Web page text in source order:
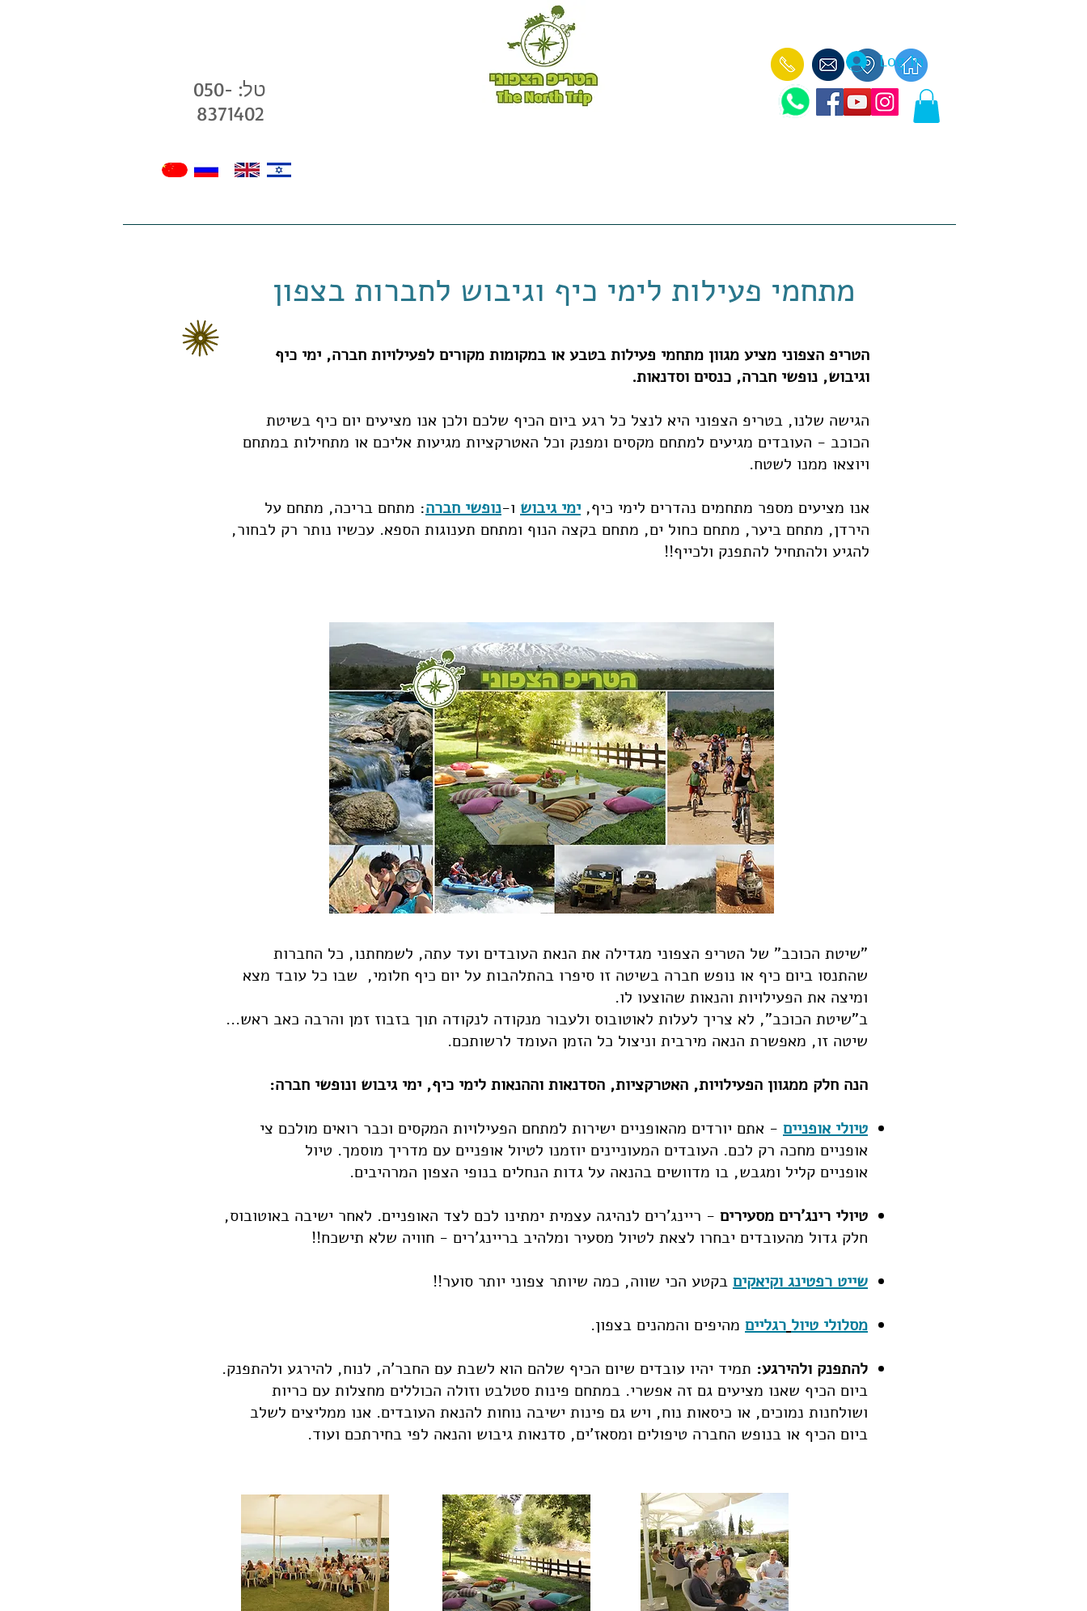
טל: 050-
8371402
Log In
מתחמי פעילות לימי כיף וגיבוש לחברות בצפון
הטריפ הצפוני מציע מגוון מתחמי פעילות בטבע או במקומות מקורים לפעילויות חברה, ימי כיף
וגיבוש, נופשי חברה, כנסים וסדנאות.
הגישה שלנו, בטריפ הצפוני היא לנצל כל רגע ביום הכיף שלכם ולכן אנו מציעים יום כיף בשיטת
הכוכב - העובדים מגיעים למתחם מקסים ומפנק וכל האטרקציות מגיעות אליכם או מתחילות במתחם
ויוצאו ממנו לשטח.
אנו מציעים מספר מתחמים נהדרים לימי כיף, ימי גיבוש ו-נופשי חברה: מתחם בריכה, מתחם על
הירדן, מתחם ביער, מתחם כחול ים, מתחם בקצה הנוף ומתחם תענוגות הספא. עכשיו נותר רק לבחור,
להגיע ולהתחיל להתפנק ולכייף!!
"שיטת הכוכב" של הטריפ הצפוני מגדילה את הנאת העובדים ועד עתה, לשמחתנו, כל החברות
שהתנסו ביום כיף או נופש חברה בשיטה זו סיפרו בהתלהבות על יום כיף חלומי, שבו כל עובד מצא
ומיצה את הפעילויות והנאות שהוצעו לו.
ב"שיטת הכוכב", לא צריך לעלות לאוטובוס ולעבור מנקודה לנקודה תוך בזבוז זמן והרבה כאב ראש...
שיטה זו, מאפשרת הנאה מירבית וניצול כל הזמן העומד לרשותכם.
הנה חלק ממגוון הפעילויות, האטרקציות, הסדנאות וההנאות לימי כיף, ימי גיבוש ונופשי חברה:
טיולי אופניים - אתם יורדים מהאופניים ישירות למתחם הפעילויות המקסים וכבר רואים מולכם צי
אופניים מחכה רק לכם. העובדים המעוניינים יוזמנו לטיול אופניים עם מדריך מוסמך. טיול
אופניים קליל ומגבש, בו מדוושים בהנאה על גדות הנחלים בנופי הצפון המרהיבים.
טיולי רינג'רים מסעירים - ריינג'רים לנהיגה עצמית ימתינו לכם לצד האופניים. לאחר ישיבה באוטובוס,
חלק גדול מהעובדים יבחרו לצאת לטיול מסעיר ומלהיב בריינג'רים - חוויה שלא תישכח!!
שייט רפטינג וקיאקים בקטע הכי שווה, כמה שיותר צפוני יותר סוער!!
מסלולי טיול רגליים מהיפים והמהנים בצפון.
להתפנק ולהירגע: תמיד יהיו עובדים שיום הכיף שלהם הוא לשבת עם החבר'ה, לנוח, להירגע ולהתפנק.
ביום הכיף שאנו מציעים גם זה אפשרי. במתחם פינות סטלבט וזולה הכוללים מחצלות עם כריות
ושולחנות נמוכים, או כיסאות נוח, ויש גם פינות ישיבה נוחות להנאת העובדים. אנו ממליצים לשלב
ביום הכיף או בנופש החברה טיפולים ומסאז'ים, סדנאות גיבוש והנאה לפי בחירתכם ועוד.